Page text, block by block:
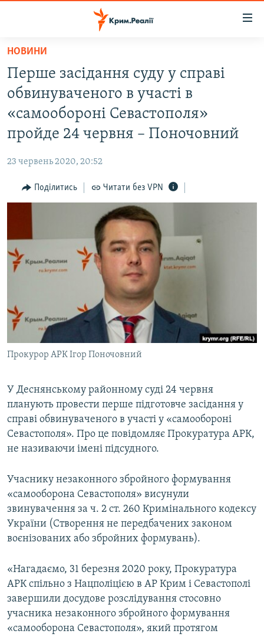
Перейти
основного
матеріалу
до
основної
Перейти
пошуку
ВОДА.КРИМ
ВІДЕО ТА ФОТО
ПОЛІТИКА
ПОГЛЯД
ІНТЕРВ'Ю
ДЕПОРТАЦІЯ
ВІДЕОУРОКИ «ELIFBE»
УКРАЇНСЬКА ПРОБЛЕМА КРИМУ
ІНФОГРАФІКА
ЯК ОБІЙТИ БЛОКУВАННЯ
Qırımtatar
ДОЛУЧАЙСЯ!
Усі сайти RFE/RL
НОВИНИ
Перше засідання суду у справі
обвинуваченого в участі в
«самообороні Севастополя»
пройде 24 червня – Поночовний
23 червень 2020, 20:52
Поділитись Читати без VPN
Прокурор АРК Ігор Поночовний
У Деснянському районному суді 24 червня
планують провести перше підготовче засідання у
справі обвинуваченого в участі у «самообороні
Севастополя». Про це повідомляє Прокуратура АРК,
не називаючи імені підсудного.
Учаснику незаконного збройного формування
«самооборона Севастополя» висунули
звинувачення за ч. 2 ст. 260 Кримінального кодексу
України (Створення не передбачених законом
воєнізованих або збройних формувань).
«Нагадаємо, 31 березня 2020 року, Прокуратура
АРК спільно з Нацполіцією в АР Крим і Севастополі
завершили досудове розслідування стосовно
учасника незаконного збройного формування
«самооборона Севастополя», який протягом